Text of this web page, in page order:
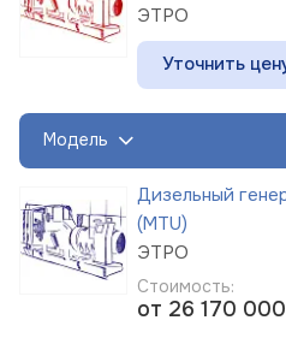
ЭТРО
Уточнить
Модель
Дизельный
(MTU)
ЭТРО
Стоимость:
от 26 170 000